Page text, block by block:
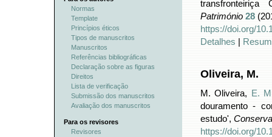
Normas
Template
Princípios éticos
Tipos de manuscritos
Manuscritos
Referências bibliográficas
Declaração sobre as figuras
Direitos
Lista de verificação
Submissão dos manuscritos
Avaliação dos manuscritos
Para os revisores
Revisores
transfronteiriça
Património 28
https://doi.org/
Detalhes |
Oliveira, M.
M. Oliveira,
E.
douramento -
estudo',
https://doi.org/